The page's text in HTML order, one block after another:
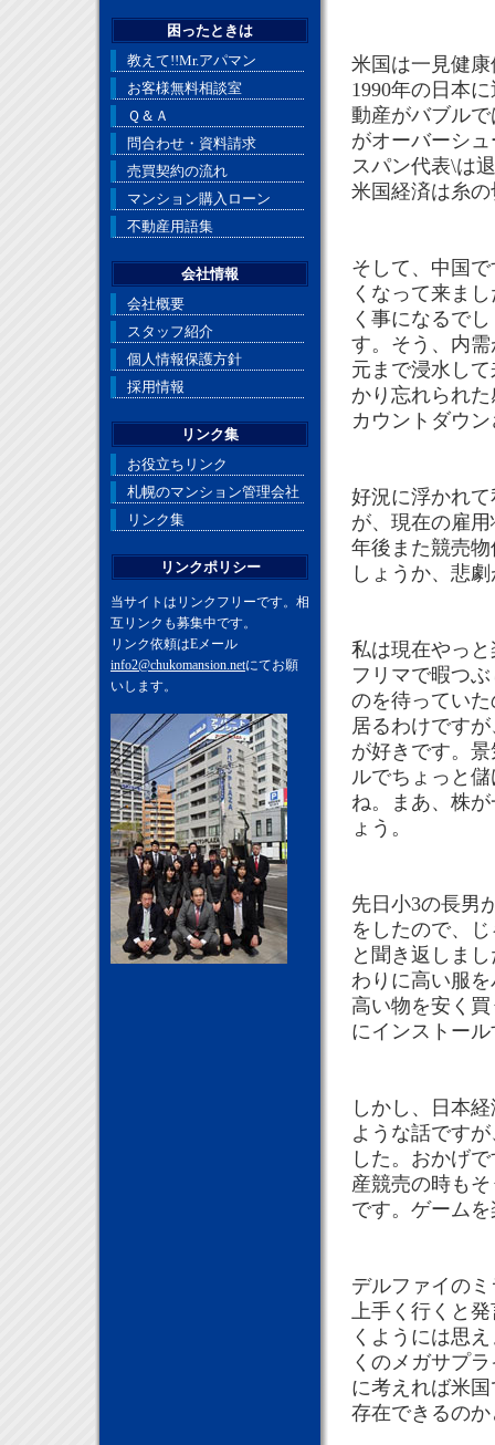
米国は一見健
1990年の日本
動産がバブル
がオーバーシ
スパン代表\は
米国経済は糸
そして、中国
くなって来ま
く事になるで
す。そう、内
元まで浸水し
かり忘れられ
カウントダウ
好況に浮かれ
が、現在の雇
年後また競売
しょうか、悲
私は現在やっ
フリマで暇つ
のを待ってい
居るわけです
が好きです。
ルでちょっと
ね。まあ、株
ょう。
先日小3の長男
をしたので、
と聞き返しま
わりに高い服
高い物を安く
にインストー
しかし、日本
ような話です
した。おかげ
産競売の時も
です。ゲーム
デルファイの
上手く行くと
くようには思
くのメガサプ
に考えれば米
存在できるの
困ったときは
教えて!!Mr.アパマン
お客様無料相談室
Ｑ＆Ａ
問合わせ・資料請求
売買契約の流れ
マンション購入ローン
不動産用語集
会社情報
会社概要
スタッフ紹介
個人情報保護方針
採用情報
リンク集
お役立ちリンク
札幌のマンション管理会社
リンク集
リンクポリシー
当サイトはリンクフリーです。相
互リンクも募集中です。
リンク依頼はEメール
info2@chukomansion.netにてお願
いします。